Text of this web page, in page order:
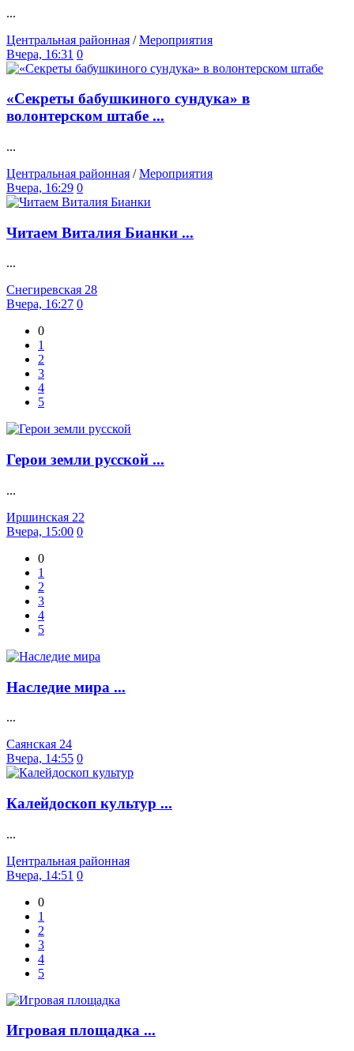
...
Центральная районная /Мероприятия
Вчера, 16:31 0
«Секреты бабушкиного сундука» в
волонтерском штабе ...
...
Центральная районная /Мероприятия
Вчера, 16:29 0
Читаем Виталия Бианки ...
...
Снегиревская 28
Вчера, 16:27 0
0
1
2
3
4
5
Герои земли русской ...
...
Иршинская 22
Вчера, 15:00 0
0
1
2
3
4
5
Наследие мира ...
...
Саянская 24
Вчера, 14:55 0
Калейдоскоп культур ...
...
Центральная районная
Вчера, 14:51 0
0
1
2
3
4
5
Игровая площадка ...